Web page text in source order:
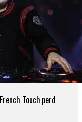
Touch perd